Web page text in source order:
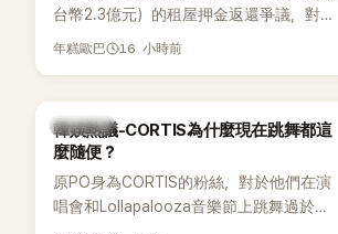
台幣2.3億元）的租屋押金返還爭議，對象
正是演藝企劃公司One Hundred Label代
部死掉」等激烈言論，引發外界譁然。
年糕歐巴 16 小時前
熱議討論
韓娛熱議-CORTIS為什麼現在跳舞都這
麼隨便？
原PO身為CORTIS的粉絲，對於他們在演
唱會和Lollapalooza音樂節上跳舞過於隨